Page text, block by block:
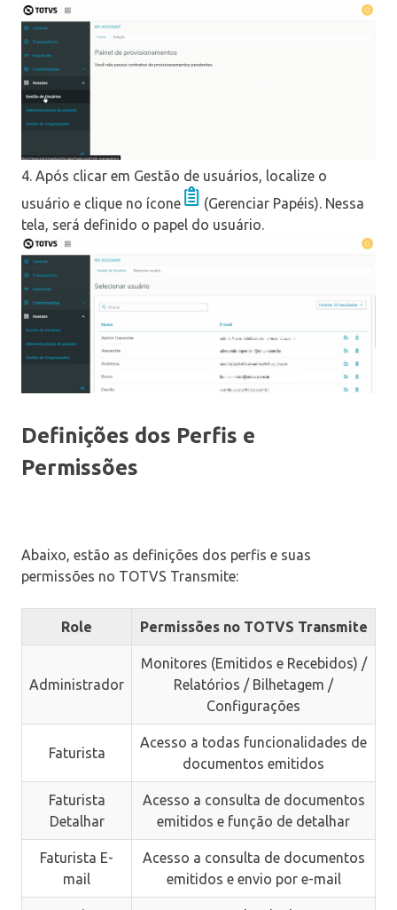
4. Após clicar em Gestão de usuários, localize o
usuário e clique no ícone
(Gerenciar Papéis). Nessa
tela, será definido o papel do usuário.
Definições dos Perfis e
Permissões
Abaixo, estão as definições dos perfis e suas
permissões no TOTVS Transmite:
Role Permissões no TOTVS Transmite
Administrador
Monitores (Emitidos e Recebidos) /
Relatórios / Bilhetagem /
Configurações
Faturista
Acesso a todas funcionalidades de
documentos emitidos
Faturista
Detalhar
Acesso a consulta de documentos
emitidos e função de detalhar
Faturista E-
mail
Acesso a consulta de documentos
emitidos e envio por e-mail